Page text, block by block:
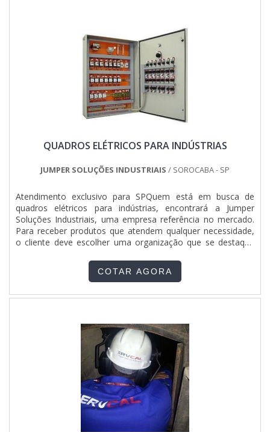
boa cotação no mercado. A Jumper Soluções Industriais é
uma empresa que tem sido preferência no segmento pela
idoneidade em tudo que faz, o que comprova sua essência
de trazer o melhor para os parceiros.
evitar curtos circuitos que podem causar graves acidentes e
ainda comprometer a produção e tarefas do local, padrões
que compõem a marca registrada tornando o uso
indispensável na atualidade.Instalação de quadro e painel
elétrico da melhor qualidade só é possível encontrar na
Total Quadros e Painéis Ltda, já que a empresa oferece
diversas vantagens e benefícios para todos os clientes e
colaboradores, entre eles:Evita a parada de produção
causada por problemas na instalação elétrica;Viabiliza a
continuidade da atividade com a máxima precisão;Maior
processos.INSTALAÇÃO DE PAINEL ELÉTRICO COM A
existe as melhores condições para garantir qualidade para
montagem de quadros e painéis elétricos. É sempre a opção
mais confiável, disponibilizando itens como montagem de
painel elétrico com aprimoramento de processos. Além
disso, a empresa ainda oferece produtos de primeira linha e
produtos de primeira linha..
QUADROS ELÉTRICOS PARA INDÚSTRIAS
JUMPER SOLUÇÕES INDUSTRIAIS / SOROCABA - SP
Atendimento exclusivo para SPQuem está em busca de
quadros elétricos para indústrias, encontrará a Jumper
Soluções Industriais, uma empresa referência no mercado.
Para receber produtos que atendem qualquer necessidade,
o cliente deve escolher uma organização que se destaque
no ramo.DIFERENCIAIS IMPORTANTES DE QUADROS
ELÉTRICOS PARA INDÚSTRIASQuem quer achar quadros
qualificada, depara com a Jumper Soluções Industriais.
tensão e painel de distribuição elétrica industrial, a
companhia oferece o que há de melhor em tecnologia ao
cliente.Ainda focando em quadros elétricos para indústrias,
na essência da empresa, a mesma deve prezar pelos
produtos e serviços com ótima qualidade e precisão,
detalhes que passam despercebidos em outras companhias
e podem gerar prejuízos futuros para os clientes.É
importante lembrar que o produto deve sempre ser
adquirido com companhias especializadas no segmento.
Esse tipo de cuidado ajuda a garantir a qualidade e
COTAR AGORA